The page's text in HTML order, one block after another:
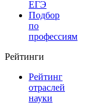
ЕГЭ
Подбор
по
профессиям
Рейтинги
Рейтинг
отраслей
науки